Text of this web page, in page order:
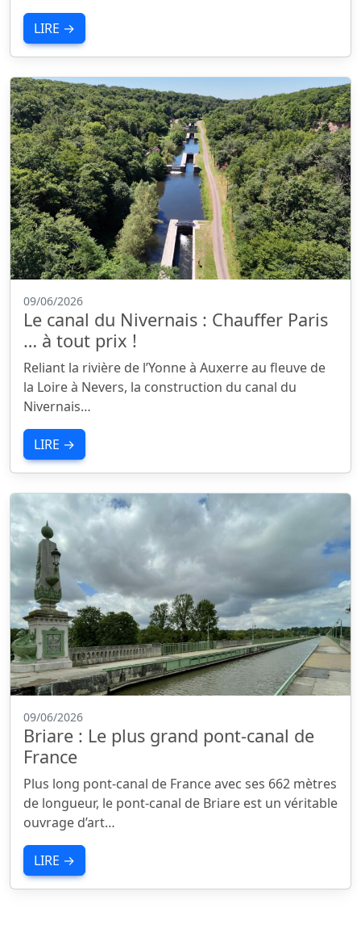
LIRE →
09/06/2026
Le canal du Nivernais : Chauffer Paris
… à tout prix !
Reliant la rivière de l’Yonne à Auxerre au fleuve de
la Loire à Nevers, la construction du canal du
Nivernais…
LIRE →
09/06/2026
Briare : Le plus grand pont-canal de
France
Plus long pont-canal de France avec ses 662 mètres
de longueur, le pont-canal de Briare est un véritable
ouvrage d’art…
LIRE →